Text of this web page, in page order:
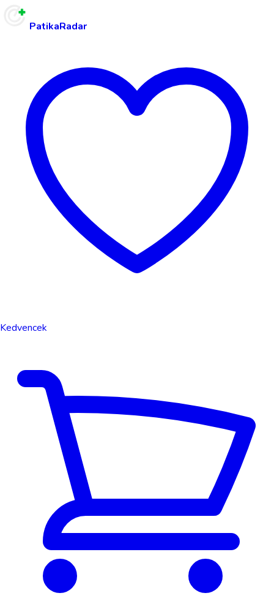
PatikaRadar
Kedvencek